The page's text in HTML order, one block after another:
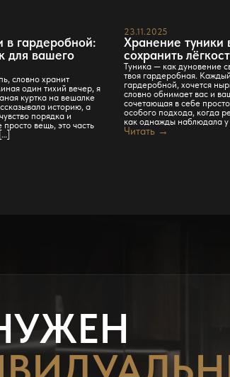
в гардеробной:
для вашего
словно хранит
один тихий вечер, я
куртка на вешалке
историю, а
порядка и
вещь, это часть
23.11.2025
Хранение туники
сохранить
Туника — как дуновение
твоя гардеробная.
гардеробной, хочется
словно обнимает вас и
сочетающая в себе
особого подхода, когда
как однажды наблюдала
Читать →